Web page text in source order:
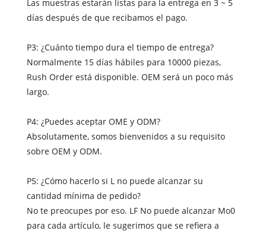
Las muestras estarán listas para la entrega en 3 ~ 5
días después de que recibamos el pago.
P3: ¿Cuánto tiempo dura el tiempo de entrega?
Normalmente 15 días hábiles para 10000 piezas,
Rush Order está disponible. OEM será un poco más
largo.
P4: ¿Puedes aceptar OME y ODM?
Absolutamente, somos bienvenidos a su requisito
sobre OEM y ODM.
P5: ¿Cómo hacerlo si L no puede alcanzar su
cantidad mínima de pedido?
No te preocupes por eso. LF No puede alcanzar Mo0
para cada artículo, le sugerimos que se refiera a